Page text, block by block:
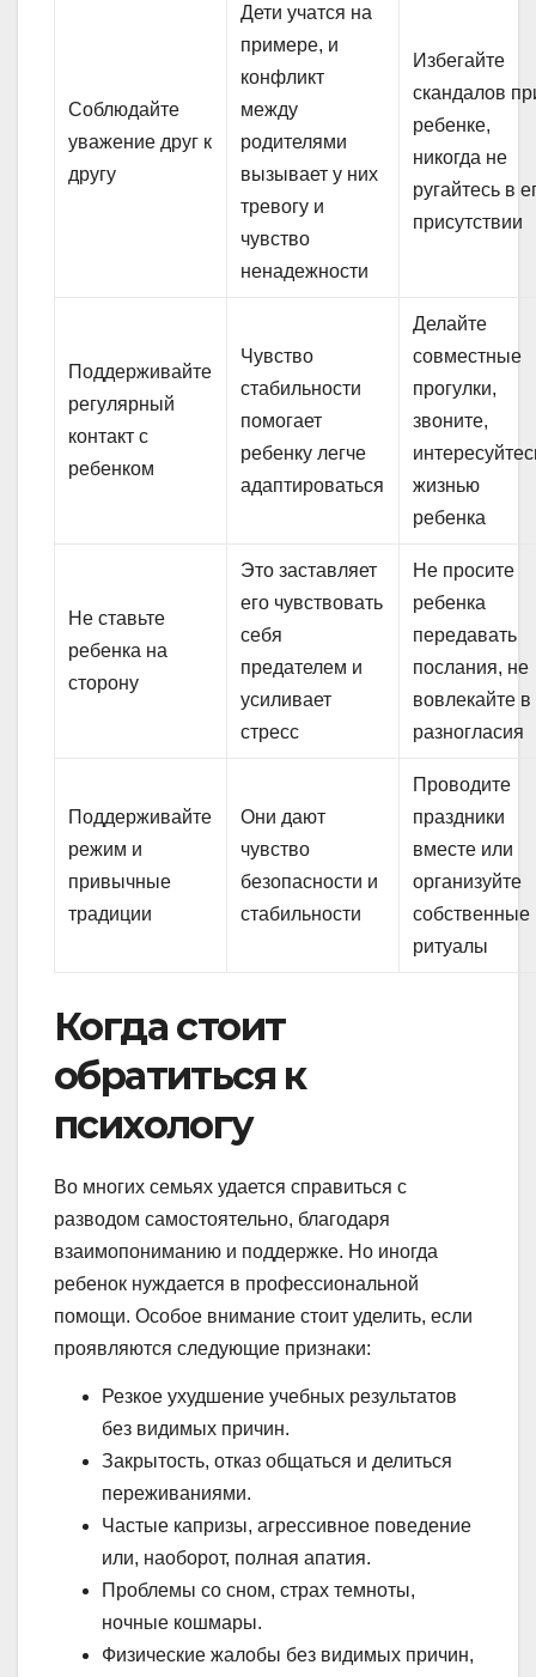
Соблюдайте
уважение друг к
другу
Дети учатся на
примере, и
конфликт
между
родителями
вызывает у них
тревогу и
чувство
ненадежности
Избегайте
скандалов
ребенке,
никогда не
ругайтесь в
присутствии
Поддерживайте
регулярный
контакт с
ребенком
Чувство
стабильности
помогает
ребенку легче
адаптироваться
Делайте
совместные
прогулки,
звоните,
жизнью
ребенка
Не ставьте
ребенка на
сторону
Это заставляет
его чувствовать
себя
предателем и
усиливает
стресс
Не просите
ребенка
передавать
послания, не
вовлекайте в
разногласия
Поддерживайте
режим и
привычные
традиции
Они дают
чувство
безопасности и
стабильности
Проводите
праздники
вместе или
организуйте
собственные
ритуалы
Когда стоит
обратиться к
психологу
Во многих семьях удается справиться с
разводом самостоятельно, благодаря
взаимопониманию и поддержке. Но иногда
ребенок нуждается в профессиональной
помощи. Особое внимание стоит уделить, если
проявляются следующие признаки:
Резкое ухудшение учебных результатов
без видимых причин.
Закрытость, отказ общаться и делиться
переживаниями.
Частые капризы, агрессивное поведение
или, наоборот, полная апатия.
Проблемы со сном, страх темноты,
ночные кошмары.
Физические жалобы без видимых причин,